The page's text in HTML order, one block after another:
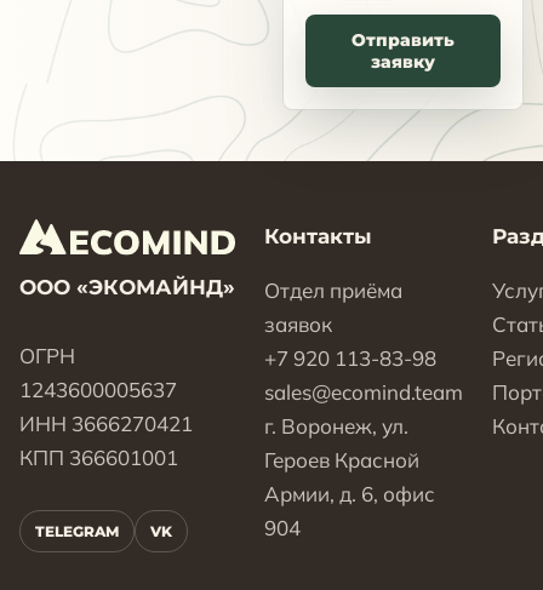
Отправить
заявку
ООО «ЭКОМАЙНД»
ОГРН
1243600005637
ИНН 3666270421
КПП 366601001
TELEGRAM VK
Контакты
Отдел приёма
заявок
+7 920 113-83-98
sales@ecomind.team
г. Воронеж, ул.
Героев Красной
Армии, д. 6, офис
904